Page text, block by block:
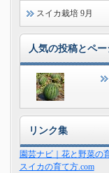
スイカ栽培 9月
人気の投稿とペー
リンク集
園芸ナビ｜花と野菜の
スイカの育て方.com